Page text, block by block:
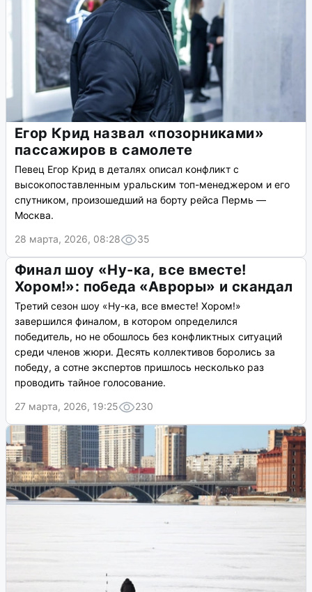
Егор Крид назвал «позорниками»
пассажиров в самолете
Певец Егор Крид в деталях описал конфликт с
высокопоставленным уральским топ-менеджером и его
спутником, произошедший на борту рейса Пермь —
Москва.
28 марта, 2026, 08:28
35
Финал шоу «Ну-ка, все вместе!
Хором!»: победа «Авроры» и скандал
Третий сезон шоу «Ну-ка, все вместе! Хором!»
завершился финалом, в котором определился
среди членов жюри. Десять коллективов боролись за
победу, а сотне экспертов пришлось несколько раз
проводить тайное голосование.